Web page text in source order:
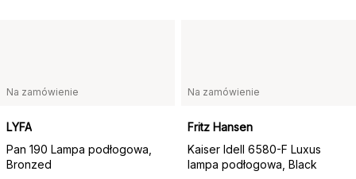
Na zamówienie
LYFA
Pan 190 Lampa podłogowa,
Bronzed
Na zamówienie
Fritz Hansen
Kaiser Idell 6580-F Luxus
lampa podłogowa, Black